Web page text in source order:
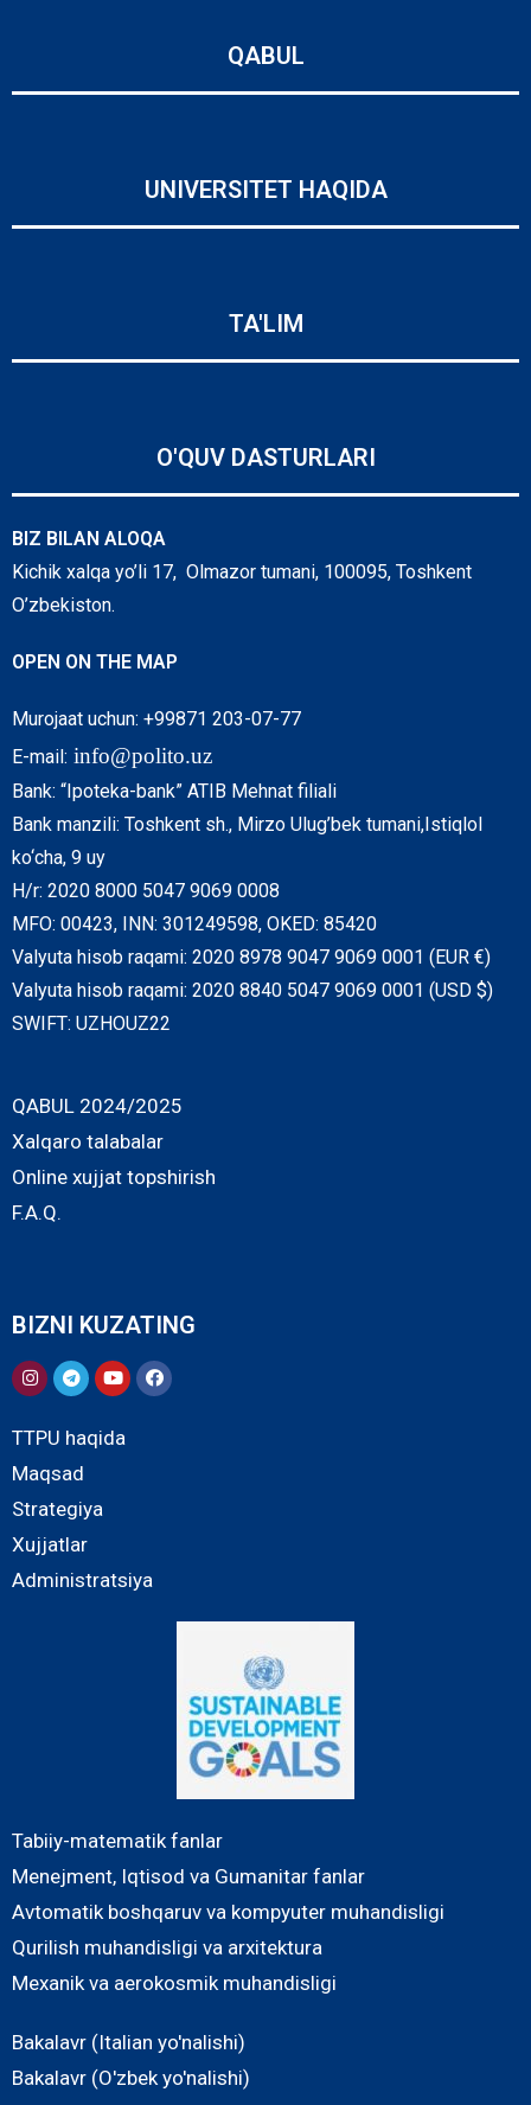
QABUL
UNIVERSITET HAQIDA
TA'LIM
O'QUV DASTURLARI
BIZ BILAN ALOQA
Kichik xalqa yo’li 17, Olmazor tumani, 100095, Toshkent
O’zbekiston.
OPEN ON THE MAP
Murojaat uchun: +99871 203-07-77
E-mail: info@polito.uz
Bank: “Ipoteka-bank” ATIB Mehnat filiali
Bank manzili: Toshkent sh., Mirzo Ulug’bek tumani,Istiqlol
ko‘cha, 9 uy
H/r: 2020 8000 5047 9069 0008
MFO: 00423, INN: 301249598, OKED: 85420
Valyuta hisob raqami: 2020 8978 9047 9069 0001 (EUR €)
Valyuta hisob raqami: 2020 8840 5047 9069 0001 (USD $)
SWIFT: UZHOUZ22
QABUL 2024/2025
Xalqaro talabalar
Online xujjat topshirish
F.A.Q.
BIZNI KUZATING
TTPU haqida
Maqsad
Strategiya
Xujjatlar
Administratsiya
Tabiiy-matematik fanlar
Menejment, Iqtisod va Gumanitar fanlar
Avtomatik boshqaruv va kompyuter muhandisligi
Qurilish muhandisligi va arxitektura
Mexanik va aerokosmik muhandisligi
Bakalavr (Italian yo'nalishi)
Bakalavr (O'zbek yo'nalishi)